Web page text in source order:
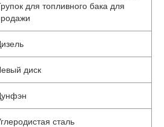
для топливного бака для
диск
сталь